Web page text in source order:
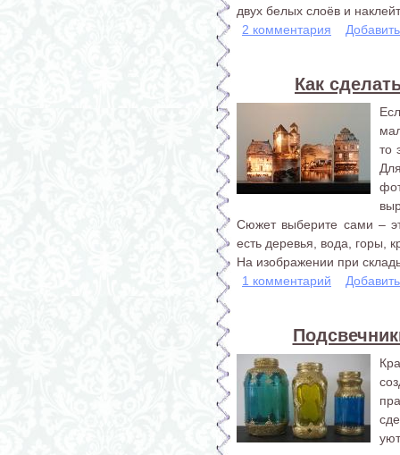
двух белых слоёв и
2 комментария
Как
то
Сюжет выберите сами –
есть деревья, вода, горы,
На изображении при
1 комментарий